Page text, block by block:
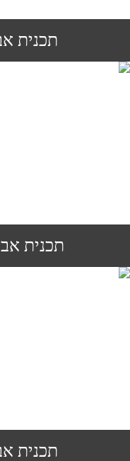
תכנית
תכנית אב
תכנית